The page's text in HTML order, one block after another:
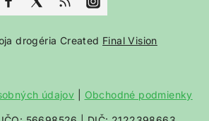
drogéria Created Final Vision
údajov Obchodné podmienky